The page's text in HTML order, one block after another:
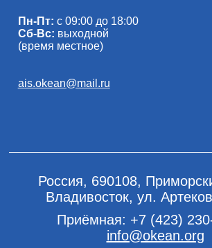
Пн-Пт: с 09:00 до 18:00
Сб-Вс: выходной
(время местное)
ais.okean@mail.ru
Россия, 690108,
Владивосток, ул.
Приёмная: +7 (423)
info@okean.org